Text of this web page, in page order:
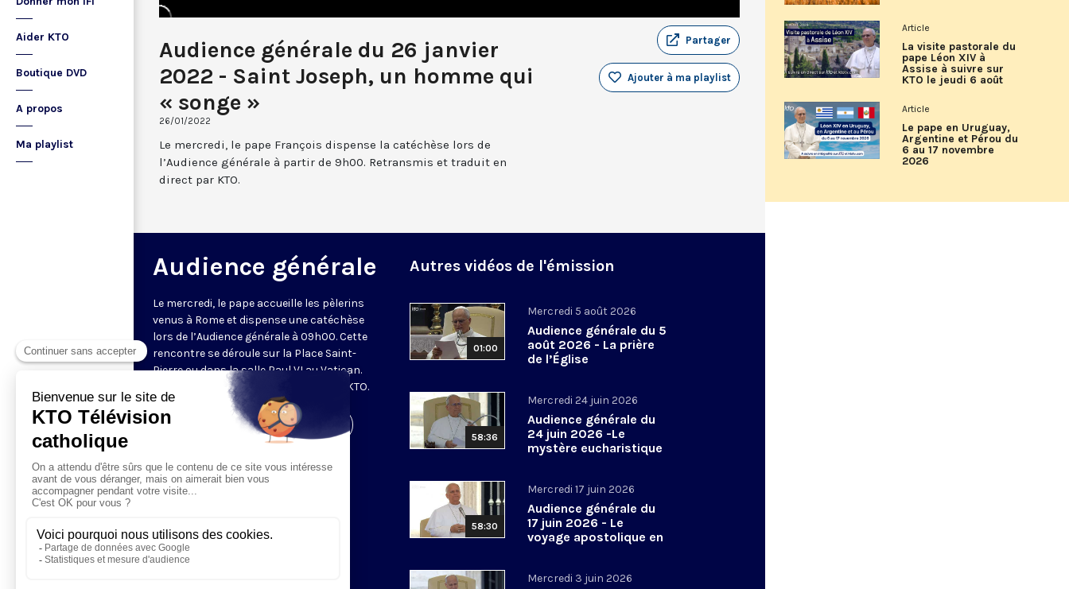
Aider KTO
Boutique DVD
A propos
Ma playlist
Audience générale du 26 janvier
2022 - Saint Joseph, un homme qui
« songe »
26/01/2022
Partager
Ajouter à ma playlist
Le mercredi, le pape François dispense la catéchèse lors de
l’Audience générale à partir de 9h00. Retransmis et traduit en
direct par KTO.
Audience générale
Le mercredi, le pape accueille les pèlerins
venus à Rome et dispense une catéchèse
lors de l’Audience générale à 09h00. Cette
rencontre se déroule sur la Place Saint-
Pierre ou dans la salle Paul VI au Vatican.
Retransmise et traduite en direct par KTO.
Visiter la page de l'émission
Autres vidéos de l'émission
01:00
Mercredi 5 août 2026
Audience générale du 5
août 2026 - La prière
de l’Église
58:36
Mercredi 24 juin 2026
Audience générale du
24 juin 2026 -Le
mystère eucharistique
58:30
Mercredi 17 juin 2026
Audience générale du
17 juin 2026 - Le
voyage apostolique en
Mercredi 3 juin 2026
Article
La visite pastorale du
pape Léon XIV à
Assise à suivre sur
KTO le jeudi 6 août
Article
Le pape en Uruguay,
Argentine et Pérou du
6 au 17 novembre
2026